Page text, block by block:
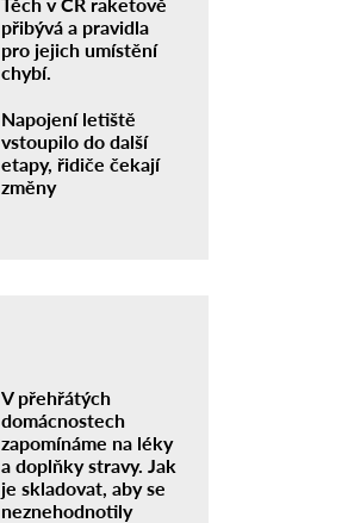
přibývá a pravidla
pro jejich umístění
chybí.
Napojení letiště
vstoupilo do další
etapy, řidiče čekají
změny
V přehřátých
domácnostech
zapomínáme na léky
a doplňky stravy. Jak
je skladovat, aby se
neznehodnotily